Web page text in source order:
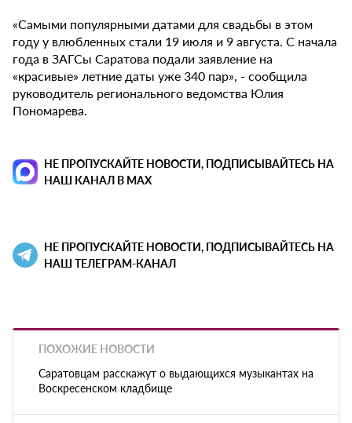
«Самыми популярными датами для свадьбы в этом
году у влюбленных стали 19 июля и 9 августа. С начала
года в ЗАГСы Саратова подали заявление на
«красивые» летние даты уже 340 пар», - сообщила
руководитель регионального ведомства Юлия
Пономарева.
НЕ ПРОПУСКАЙТЕ НОВОСТИ, ПОДПИСЫВАЙТЕСЬ НА
НАШ КАНАЛ В MAX
НЕ ПРОПУСКАЙТЕ НОВОСТИ, ПОДПИСЫВАЙТЕСЬ НА
НАШ ТЕЛЕГРАМ-КАНАЛ
ПОХОЖИЕ НОВОСТИ
Саратовцам расскажут о выдающихся музыкантах на
Воскресенском кладбище